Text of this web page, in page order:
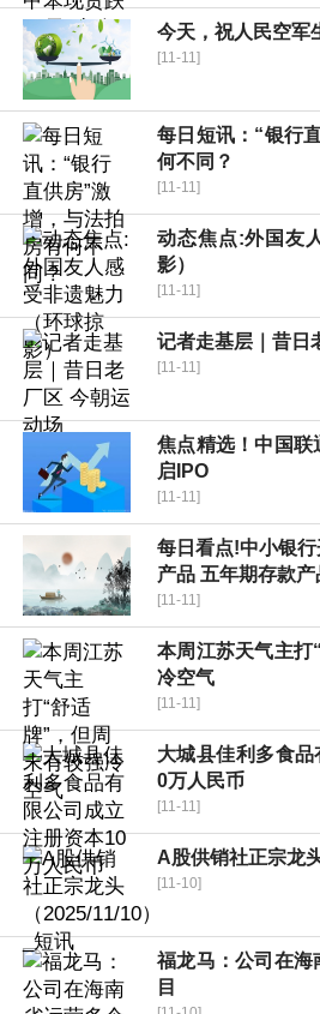
今天，祝人民空军
[11-11]
每日短讯：“银行
何不同？
[11-11]
动态焦点:外国友
影）
[11-11]
记者走基层｜昔日
[11-11]
焦点精选！中国联
启IPO
[11-11]
每日看点!中小银
产品 五年期存款产
[11-11]
本周江苏天气主打
冷空气
[11-11]
大城县佳利多食
0万人民币
[11-11]
A股供销社正宗龙
[11-10]
福龙马：公司在海
目